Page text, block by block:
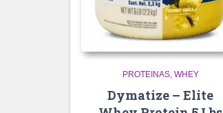
PROTEINAS WHEY
Dymatize – Elite